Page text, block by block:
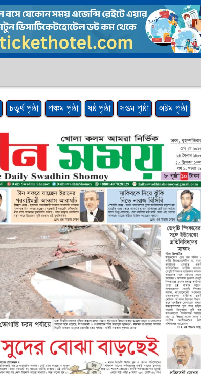
চতুর্থ পৃষ্ঠা পঞ্চম পৃষ্ঠা ষষ্ঠ পৃষ্ঠা সপ্তম পৃষ্ঠা অষ্টম পৃষ্ঠা